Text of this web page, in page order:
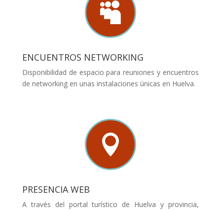

ENCUENTROS NETWORKING
Disponibilidad de espacio para reuniones y encuentros
de networking en unas instalaciones únicas en Huelva.

PRESENCIA WEB
A través del portal turístico de Huelva y provincia,